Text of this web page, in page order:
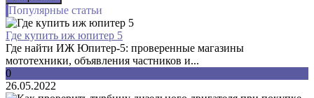
Популярные статьи
Где купить иж юпитер 5
Где найти ИЖ Юпитер-5: проверенные магазины
мототехники, объявления частников и...
0
26.05.2022